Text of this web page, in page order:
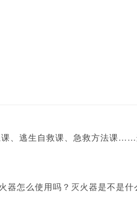
、逃生自救课、急救方法课
器怎么使用吗？灭火器是不是